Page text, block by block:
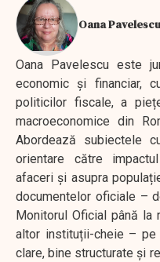
Oana Pavelescu
Oana Pavelescu este
economic și financiar,
politicilor fiscale, a
macroeconomice din
Abordează subiectele
orientare către
afaceri și asupra
documentelor oficiale –
Monitorul Oficial până la
altor instituții-cheie – pe
clare, bine structurate și